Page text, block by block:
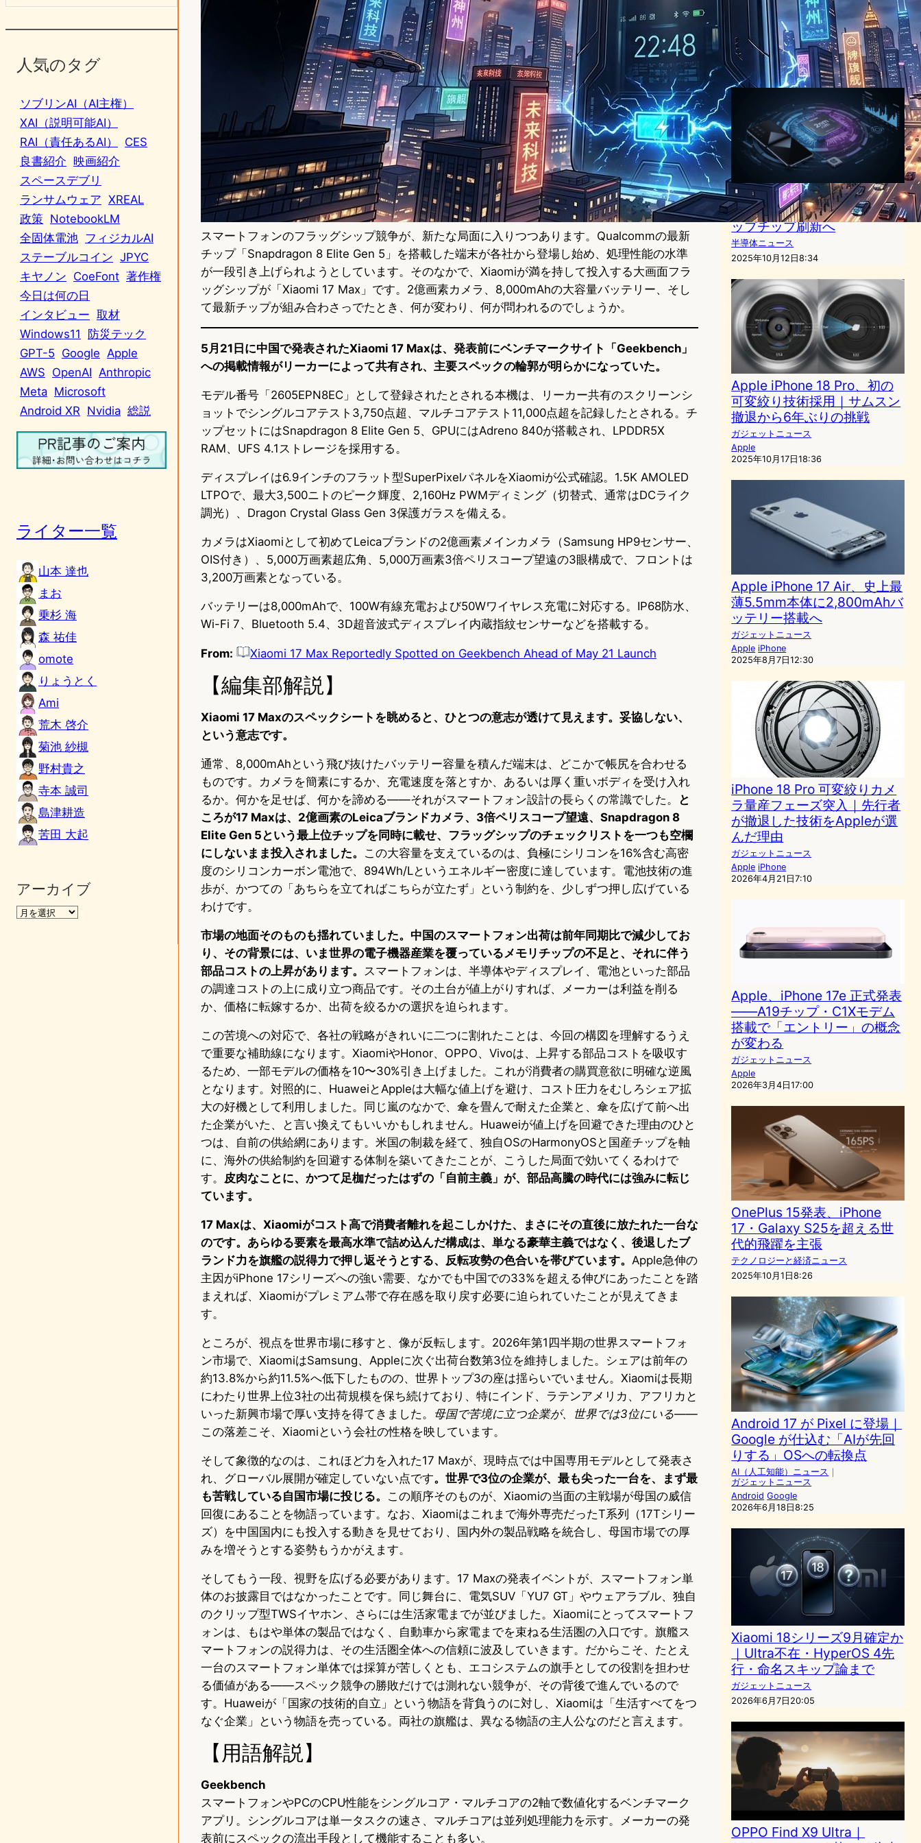
人気のタグ
ソブリンAI（AI主権）
XAI（説明可能AI）
RAI（責任あるAI）
CES
良書紹介 映画紹介
スペースデブリ
ランサムウェア XREAL
政策 NotebookLM
全固体電池 フィジカルAI
ステーブルコイン JPYC
キヤノン CoeFont 著作権
今日は何の日
インタビュー 取材
Windows11
防災テック
GPT-5 Google Apple
AWS OpenAI Anthropic
Meta Microsoft
Android XR Nvidia 総説
ライター一覧
山本 達也
まお
乗杉 海
森 祐佳
omote
りょうとく
Ami
荒木 啓介
菊池 紗槻
野村貴之
寺本 誠司
島津耕造
苦田 大起
アーカイブ
スマートフォンのフラッグシップ競争が、新たな局面に入りつつあります。Qualcommの最新
チップ「Snapdragon 8 Elite Gen 5」を搭載した端末が各社から登場し始め、処理性能の水準
が一段引き上げられようとしています。そのなかで、Xiaomiが満を持して投入する大画面フラ
ッグシップが「Xiaomi 17 Max」です。2億画素カメラ、8,000mAhの大容量バッテリー、そし
て最新チップが組み合わさっでたとき、何が変わり、何が問われるのでしょうか。
5月21日に中国で発表されたXiaomi 17 Maxは、発表前にベンチマークサイト「Geekbench」
への掲載情報がリーカーによって共有され、主要スペックの輪郭が明らかになっていた。
モデル番号「2605EPN8EC」として登録されたとされる本機は、リーカー共有のスクリーンシ
ョットでシングルコアテスト3,750点超、マルチコアテスト11,000点超を記録したとされる。チ
ップセットにはSnapdragon 8 Elite Gen 5、GPUにはAdreno 840が搭載され、LPDDR5X
RAM、UFS 4.1ストレージを採用する。
ディスプレイは6.9インチのフラット型SuperPixelパネルをXiaomiが公式確認。1.5K AMOLED
LTPOで、最大3,500ニトのピーク輝度、2,160Hz PWMディミング（切替式、通常はDCライク
調光）、Dragon Crystal Glass Gen 3保護ガラスを備える。
カメラはXiaomiとして初めてLeicaブランドの2億画素メインカメラ（Samsung HP9センサー、
OIS付き）、5,000万画素超広角、5,000万画素3倍ペリスコープ望遠の3眼構成で、フロントは
3,200万画素となっている。
バッテリーは8,000mAhで、100W有線充電および50Wワイヤレス充電に対応する。IP68防水、
Wi-Fi 7、Bluetooth 5.4、3D超音波式ディスプレイ内蔵指紋センサーなどを搭載する。
From: Xiaomi 17 Max Reportedly Spotted on Geekbench Ahead of May 21 Launch
【編集部解説】
Xiaomi 17 Maxのスペックシートを眺めると、ひとつの意志が透けて見えます。妥協しない、
という意志です。
通常、8,000mAhという飛び抜けたバッテリー容量を積んだ端末は、どこかで帳尻を合わせる
ものです。カメラを簡素にするか、充電速度を落とすか、あるいは厚く重いボディを受け入れ
るか。何かを足せば、何かを諦める——それがスマートフォン設計の長らくの常識でした。
と
ころが17 Maxは、2億画素のLeicaブランドカメラ、3倍ペリスコープ望遠、Snapdragon 8
Elite Gen 5という最上位チップを同時に載せ、フラッグシップのチェックリストを一つも空欄
にしないまま投入されました。
この大容量を支えているのは、負極にシリコンを16%含む高密
度のシリコンカーボン電池で、894Wh/Lというエネルギー密度に達しています。電池技術の進
歩が、かつての「あちらを立てればこちらが立たず」という制約を、少しずつ押し広げている
わけです。
市場の地面そのものも揺れていました。中国のスマートフォン出荷は前年同期比で減少してお
り、その背景には、いま世界の電子機器産業を覆っているメモリチップの不足と、それに伴う
部品コストの上昇があります。
スマートフォンは、半導体やディスプレイ、電池といった部品
の調達コストの上に成り立つ商品です。その土台が値上がりすれば、メーカーは利益を削る
か、価格に転嫁するか、出荷を絞るかの選択を迫られます。
この苦境への対応で、各社の戦略がきれいに二つに割れたことは、今回の構図を理解するうえ
で重要な補助線になります。XiaomiやHonor、OPPO、Vivoは、上昇する部品コストを吸収す
るため、一部モデルの価格を10〜30%引き上げました。これが消費者の購買意欲に明確な逆風
となります。対照的に、HuaweiとAppleは大幅な値上げを避け、コスト圧力をむしろシェア拡
大の好機として利用しました。同じ嵐のなかで、傘を畳んで耐えた企業と、傘を広げて前へ出
た企業がいた、と言い換えてもいいかもしれません。Huaweiが値上げを回避できた理由のひと
つは、自前の供給網にあります。米国の制裁を経て、独自OSのHarmonyOSと国産チップを軸
に、海外の供給制約を回避する体制を築いてきたことが、こうした局面で効いてくるわけで
す。
皮肉なことに、かつて足枷だったはずの「自前主義」が、部品高騰の時代には強みに転じ
ています。
17 Maxは、Xiaomiがコスト高で消費者離れを起こしかけた、まさにその直後に放たれた一台な
のです。あらゆる要素を最高水準で詰め込んだ構成は、単なる豪華主義ではなく、後退したブ
ランド力を旗艦の説得力で押し返そうとする、反転攻勢の色合いを帯びています。 Apple急伸の
主因がiPhone 17シリーズへの強い需要、なかでも中国での33%を超える伸びにあったことを踏
まえれば、Xiaomiがプレミアム帯で存在感を取り戻す必要に迫られていたことが見えてきま
す。
ところが、視点を世界市場に移すと、像が反転します。2026年第1四半期の世界スマートフォ
ン市場で、XiaomiはSamsung、Appleに次ぐ出荷台数第3位を維持しました。シェアは前年の
約13.8%から約11.5%へ低下したものの、世界トップ3の座は揺らいでいません。Xiaomiは長期
にわたり世界上位3社の出荷規模を保ち続けており、特にインド、ラテンアメリカ、アフリカと
いった新興市場で厚い支持を得てきました。
母国で苦境に立つ企業が、世界では3位にいる——
この落差こそ、Xiaomiという会社の性格を映しています。
そして象徴的なのは、これほど力を入れた17 Maxが、現時点では中国専用モデルとして発表さ
れ、グローバル展開が確定していない点です。世界で3位の企業が、最も尖った一台を、まず最
も苦戦している自国市場に投じる。
この順序そのものが、Xiaomiの当面の主戦場が母国の威信
回復にあることを物語っています。なお、Xiaomiはこれまで海外専売だったT系列（17Tシリー
ズ）を中国国内にも投入する動きを見せており、国内外の製品戦略を統合し、母国市場での厚
みを増そうとする姿勢もうかがえます。
そしてもう一段、視野を広げる必要があります。17 Maxの発表イベントが、スマートフォン単
体のお披露目ではなかったことです。同じ舞台に、電気SUV「YU7 GT」やウェアラブル、独自
のクリップ型TWSイヤホン、さらには生活家電までが並びました。Xiaomiにとってスマートフ
ォンは、もはや単体の製品ではなく、自動車から家電までを束ねる生活圏の入口です。旗艦ス
マートフォンの説得力は、その生活圏全体への信頼に波及していきます。だからこそ、たとえ
一台のスマートフォン単体では採算が苦しくとも、エコシステムの旗手としての役割を担わせ
る価値がある——スペック競争の勝敗だけでは測れない競争が、その背後で進んでいるので
す。Huaweiが「国家の技術的自立」という物語を背負うのに対し、Xiaomiは「生活すべてをつ
なぐ企業」という物語を売っている。両社の旗艦は、異なる物語の主人公なのだと言えます。
【用語解説】
Geekbench
スマートフォンやPCのCPU性能をシングルコア・マルチコアの2軸で数値化するベンチマーク
アプリ。シングルコアは単一タスクの速さ、マルチコアは並列処理能力を示す。メーカーの発
表前にスペックの流出手段として機能することも多い。
ム搭載へ──トリプル48MPで
スマホ撮影が変わる
ガジェットニュース
Apple
2025年7月29日14:30
Qualcomm×Samsung、
2nm GAA技術でフラッグシ
ップチップ刷新へ
半導体ニュース
2025年10月12日8:34
Apple iPhone 18 Pro、初の
可変絞り技術採用｜サムスン
撤退から6年ぶりの挑戦
ガジェットニュース
Apple
2025年10月17日18:36
Apple iPhone 17 Air、史上最
薄5.5mm本体に2,800mAhバ
ッテリー搭載へ
ガジェットニュース
Apple iPhone
2025年8月7日12:30
iPhone 18 Pro 可変絞りカメ
ラ量産フェーズ突入｜先行者
が撤退した技術をAppleが選
んだ理由
ガジェットニュース
Apple iPhone
2026年4月21日7:10
Apple、iPhone 17e 正式発表
——A19チップ・C1Xモデム
搭載で「エントリー」の概念
が変わる
ガジェットニュース
Apple
2026年3月4日17:00
OnePlus 15発表、iPhone
17・Galaxy S25を超える世
代的飛躍を主張
テクノロジーと経済ニュース
2025年10月1日8:26
Android 17 が Pixel に登場｜
Google が仕込む「AIが先回
りする」OSへの転換点
AI（人工知能）ニュース ｜
ガジェットニュース
Android Google
2026年6月18日8:25
Xiaomi 18シリーズ9月確定か
｜Ultra不在・HyperOS 4先
行・命名スキップ論まで
ガジェットニュース
2026年6月7日20:05
OPPO Find X9 Ultra｜